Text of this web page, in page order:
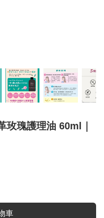
玫瑰護理油 60ml｜
車